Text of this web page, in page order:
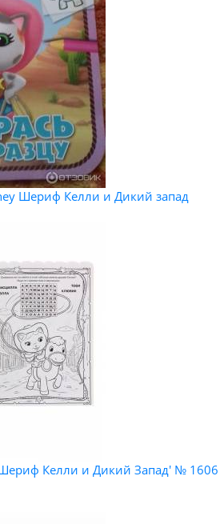
Шериф Келли и Дикий запад
Келли и Дикий Запад′ № 1606